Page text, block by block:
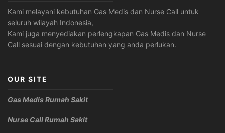
Kami melayani kebutuhan Gas Medis dan Nurse Call untuk
seluruh wilayah Indonesia,
Kami juga menyediakan perlengkapan Gas Medis dan Nurse
Call sesuai dengan kebutuhan yang anda perlukan.
OUR SITE
Gas Medis Rumah Sakit
Nurse Call Rumah Sakit